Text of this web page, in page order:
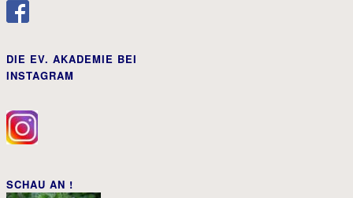
DIE EV. AKADEMIE BEI
INSTAGRAM
SCHAU AN !